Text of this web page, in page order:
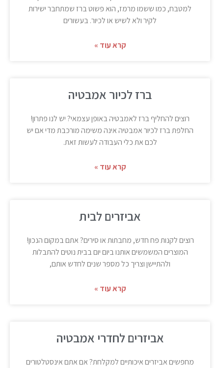
למטבח, כמו ששמו מרמז, הוא פשוט ברז שמתחבר ישירות
לקיר ולא לשיש או לכיור. בעשורים
קרא עוד »
ברז לכיור אמבטיה
רוצים להחליף ברז לאמבטיה באופן עצמאי? יש לנו פתרון!
החלפת ברז לכיור אמבטיה אינה משימה מורכבת מדי אם יש
לכם את כלי העבודה לעשות זאת.
קרא עוד »
אביזרים לבית
רוצים לקנות פח חדש, מחבתות או סירים? אתם במקום הנכון!
המוצרים המשמשים אותנו ביום יום בבית נוטים להתבלות
ולהתיישן וצריך כל מספר שנים לחדש אותם,
קרא עוד »
אביזרים לחדרי אמבטיה
מחפשים אביזרים איכותיים למקלחת? אם אתם אינסטלטורים